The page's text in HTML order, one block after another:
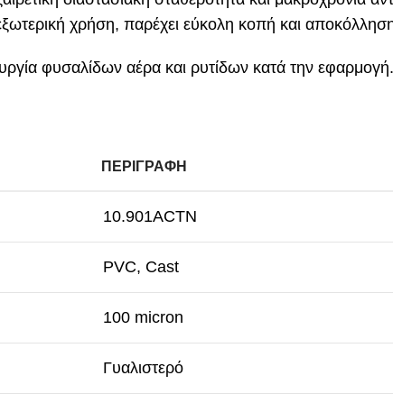
χρήση, παρέχει εύκολη κοπή και
φυσαλίδων αέρα και ρυτίδων κατά την εφαρμογή.
ΠΕΡΙΓΡΑΦΉ
10.901ACTN
PVC, Cast
100 micron
Γυαλιστερό